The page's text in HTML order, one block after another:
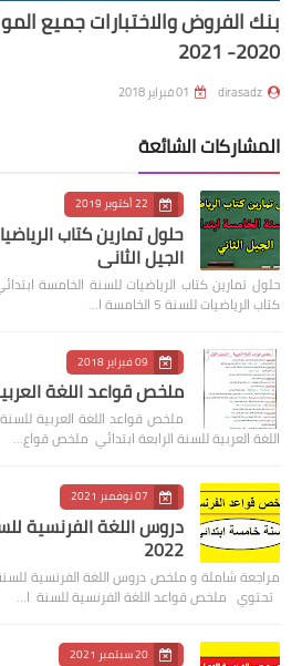
بنك الفروض والاختبارات جميع
2020- 2021
dirasadz 01 فبراير 2018
المشاركات الشائعة
22 أكتوبر 2019
الجيل الثاني
كتاب الرياضيات للسنة 5 الخامسة ا…
09 فبراير 2018
ملخص قواعد اللغة
ملخص قواعد اللغة العربية
اللغة العربية للسنة الرابعة ابتدائي ملخص قواع…
07 نوفمبر 2021
دروس اللغة الفرنسية
2022
تحتوي ملخص قواعد اللغة الفرنسية للسنة ا…
20 سبتمبر 2021